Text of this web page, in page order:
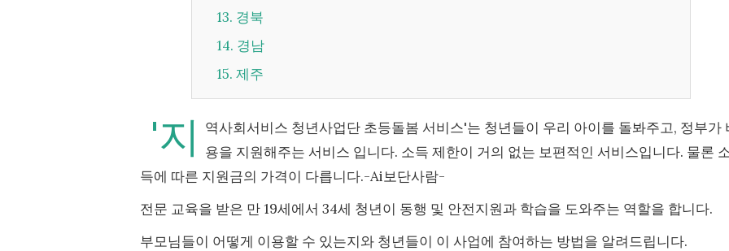
13. 경북
14. 경남
15. 제주
'지
역사회서비스 청년사업단 초등돌봄 서비스'는 청년들이 우리 아이를 돌봐주고, 정부가
용을 지원해주는 서비스 입니다. 소득 제한이 거의 없는 보편적인 서비스입니다. 물론
득에 따른 지원금의 가격이 다릅니다.-Ai보단사람-
전문 교육을 받은 만 19세에서 34세 청년이 동행 및 안전지원과 학습을 도와주는 역할을 합니다.
부모님들이 어떻게 이용할 수 있는지와 청년들이 이 사업에 참여하는 방법을 알려드립니다.